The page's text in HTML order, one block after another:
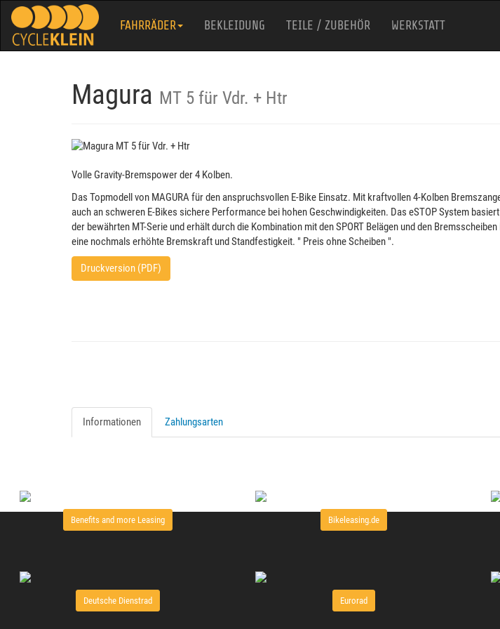
FAHRRÄDER BEKLEIDUNG TEILE / ZUBEHÖR WERKSTATT
Magura MT 5 für Vdr. + Htr
Volle Gravity-Bremspower der 4 Kolben.
Das Topmodell von MAGURA für den anspruchsvollen E-Bike Einsatz. Mit kraftvollen 4-Kolben
auch an schweren E-Bikes sichere Performance bei hohen Geschwindigkeiten. Das eSTOP System
der bewährten MT-Serie und erhält durch die Kombination mit den SPORT Belägen und den Bremsscheiben
eine nochmals erhöhte Bremskraft und Standfestigkeit. " Preis ohne Scheiben ".
Druckversion (PDF)
Informationen Zahlungsarten
Benefits and more Leasing Bikeleasing.de
Deutsche Dienstrad Eurorad